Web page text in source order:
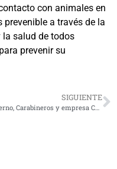
con animales en
prevenible a través de la
salud de todos
prevenir su
SIGUIENTE
Gobierno, Carabineros y empresa Concesionaria refuerzan controles de tránsito en las rutas de la Región de Coquimbo